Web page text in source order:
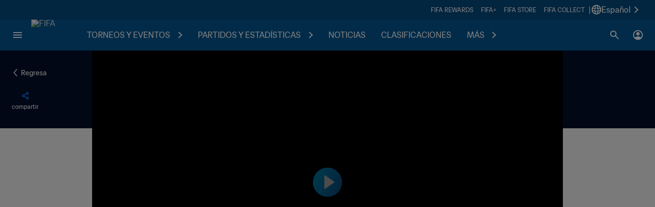
FIFA REWARDS FIFA+ FIFA STORE FIFA COLLECT Español
TORNEOS Y EVENTOS PARTIDOS Y ESTADÍSTICAS NOTICIAS CLASIFICACIONES MÁS
Regresa
compartir